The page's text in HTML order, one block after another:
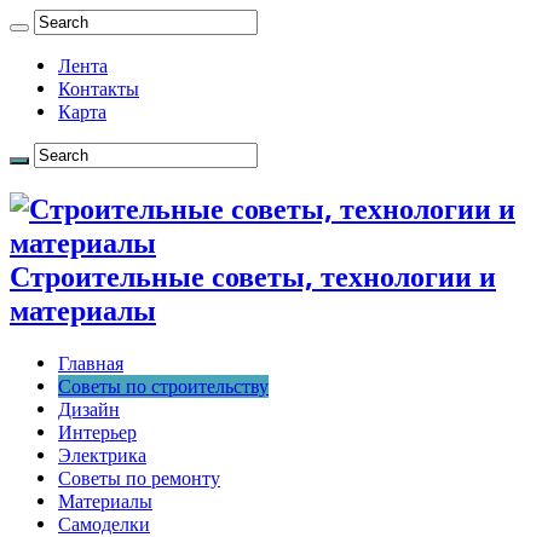
Лента
Контакты
Карта
Строительные советы, технологии и
материалы
Главная
Советы по строительству
Дизайн
Интерьер
Электрика
Советы по ремонту
Материалы
Самоделки